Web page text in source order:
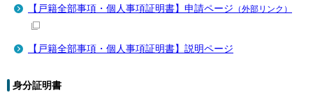
【戸籍全部事項・個人事項証明書】申請ページ （外部リンク）
【戸籍全部事項・個人事項証明書】説明ページ
身分証明書